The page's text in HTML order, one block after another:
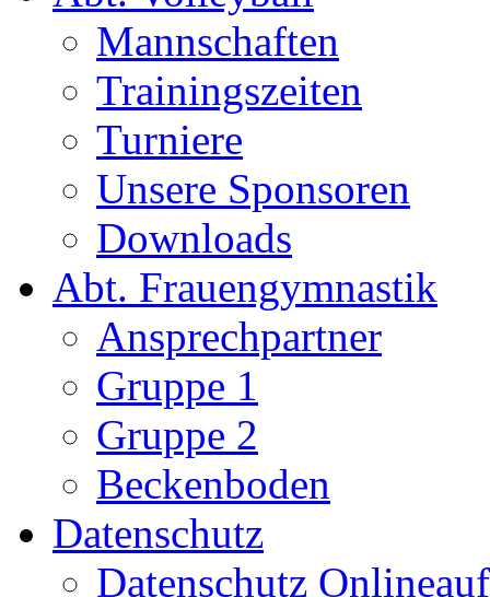
Mannschaften
Trainingszeiten
Turniere
Unsere Sponsoren
Downloads
Abt. Frauengymnastik
Ansprechpartner
Gruppe 1
Gruppe 2
Beckenboden
Datenschutz
Datenschutz